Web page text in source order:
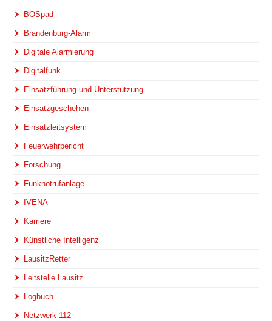
BOSpad
Brandenburg-Alarm
Digitale Alarmierung
Digitalfunk
Einsatzführung und Unterstützung
Einsatzgeschehen
Einsatzleitsystem
Feuerwehrbericht
Forschung
Funknotrufanlage
IVENA
Karriere
Künstliche Intelligenz
LausitzRetter
Leitstelle Lausitz
Logbuch
Netzwerk 112